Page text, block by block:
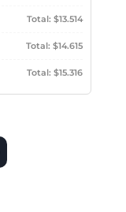
Total: $13.514
Total: $14.615
Total: $15.316